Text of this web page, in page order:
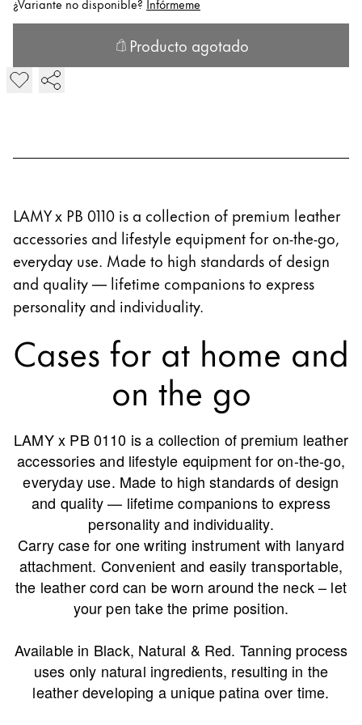
Acerca de LAMY
Cultura corporativa
Calidad
Espíritu pionero
Acerca de tu pedido
ES/CW
Global
La región global representa todos los países a los
Esta región contiene una lista de países con los
Ελληνικά
Poland
polski
română
Sweden
Türkçe
Centroamérica y el Caribe
Registrarse
Registrarse
¿Variante no disponible? Infórmeme
Producto agotado
LP 1.3 Case on leather band agotado
El botón de «Añadir al carrito» está desactivado. La
LAMY x PB 0110 is a collection of premium leather
accessories and lifestyle equipment for on-the-go,
everyday use. Made to high standards of design
and quality — lifetime companions to express
personality and individuality.
Cases for at home and
on the go
LAMY x PB 0110 is a collection of premium leather
accessories and lifestyle equipment for on-the-go,
everyday use. Made to high standards of design
and quality — lifetime companions to express
personality and individuality.
Carry case for one writing instrument with lanyard
attachment. Convenient and easily transportable,
the leather cord can be worn around the neck – let
your pen take the prime position.
Available in Black, Natural & Red. Tanning process
uses only natural ingredients, resulting in the
leather developing a unique patina over time.